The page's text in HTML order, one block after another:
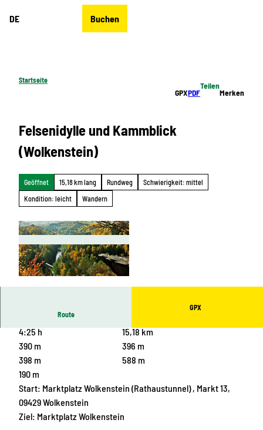
DE Buchen
Startseite
GPXPDF
Teilen
Merken
Felsenidylle und Kammblick
(Wolkenstein)
Geöffnet 15,18 km lang Rundweg
Schwierigkeit: mittel
Kondition: leicht
Wandern
Route
GPX
4:25 h
15,18 km
390 m
396 m
398 m
588 m
190 m
Start: Marktplatz Wolkenstein (Rathaustunnel) , Markt 13,
09429 Wolkenstein
Ziel: Marktplatz Wolkenstein